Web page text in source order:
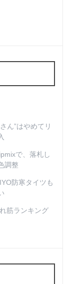
ん”はやめてリ
で、落札し
調整
防寒タイツも
筋ランキング